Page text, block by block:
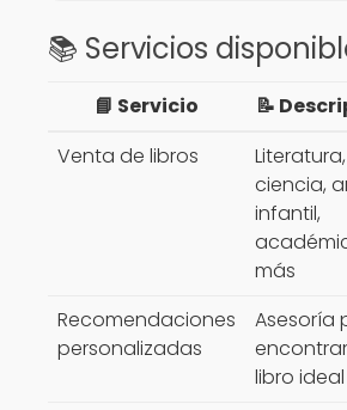
📚 Servicios
📘 Servicio 📝
Venta de libros
Literatura,
ciencia,
infantil,
más
Recomendaciones
personalizadas
Asesoría
libro ideal